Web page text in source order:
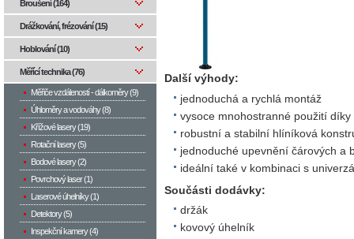
Další výhody:
jednoduchá a rychlá montáž
vysoce mnohostranné použití
robustní a stabilní hlíníková
jednoduché upevnění čárových a
ideální také v kombinaci s
Součásti dodávky:
držák
kovový úhelník
Broušení (164)
Drážkování, frézování (15)
Hoblování (10)
Měřící technika (76)
Měřiče vzdáleností - dálkoměry (9)
Úhloměry a vodováhy (8)
Křížové lasery (19)
Rotační lasery (5)
Bodové lasery (2)
Povrchový laser (1)
Laserové úhelníky (1)
Detektory (5)
Inspekční kamery (4)